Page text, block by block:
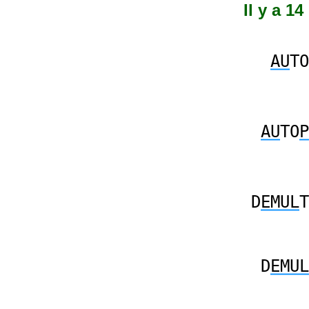
Il y a
AUTO
AUTOP
DEMUL
DEMUL